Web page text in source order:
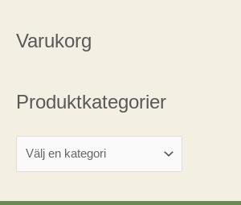
e
e
Varukorg
Produktkategorier